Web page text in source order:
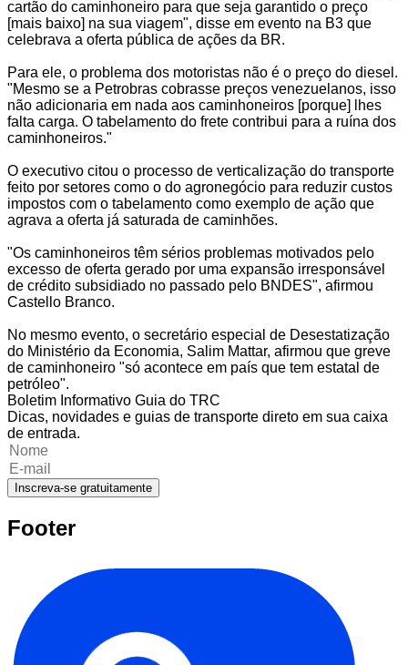
cartão do caminhoneiro para que seja garantido o preço
[mais baixo] na sua viagem", disse em evento na B3 que
celebrava a oferta pública de ações da BR.
Para ele, o problema dos motoristas não é o preço do diesel.
"Mesmo se a Petrobras cobrasse preços venezuelanos, isso
não adicionaria em nada aos caminhoneiros [porque] lhes
falta carga. O tabelamento do frete contribui para a ruína dos
caminhoneiros."
O executivo citou o processo de verticalização do transporte
feito por setores como o do agronegócio para reduzir custos
impostos com o tabelamento como exemplo de ação que
agrava a oferta já saturada de caminhões.
"Os caminhoneiros têm sérios problemas motivados pelo
excesso de oferta gerado por uma expansão irresponsável
de crédito subsidiado no passado pelo BNDES", afirmou
Castello Branco.
No mesmo evento, o secretário especial de Desestatização
do Ministério da Economia, Salim Mattar, afirmou que greve
de caminhoneiro "só acontece em país que tem estatal de
petróleo".
Boletim Informativo Guia do TRC
Dicas, novidades e guias de transporte direto em sua caixa
de entrada.
Inscreva-se gratuitamente
Footer